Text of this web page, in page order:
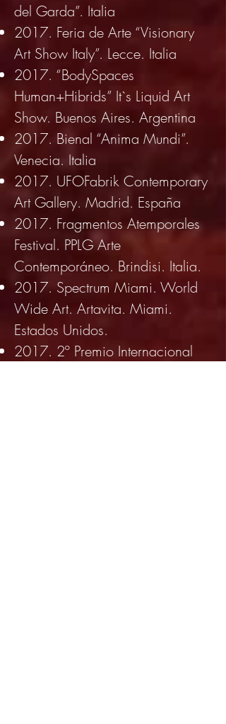
del Garda”. Italia
2017. Feria de Arte “Visionary
Art Show Italy”. Lecce. Italia
2017. “BodySpaces
Human+Hibrids” It`s Liquid Art
Show. Buenos Aires. Argentina
2017. Bienal “Anima Mundi”.
Venecia. Italia
2017. UFOFabrik Contemporary
Art Gallery. Madrid. España
2017. Fragmentos Atemporales
Festival. PPLG Arte
Contemporáneo. Brindisi. Italia.
2017. Spectrum Miami. World
Wide Art. Artavita. Miami.
Estados Unidos.
2017. 2º Premio Internacional